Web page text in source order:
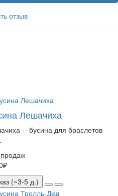
отзыв
Лешачиха
-- бусина для браслетов
(~3-5 д.)